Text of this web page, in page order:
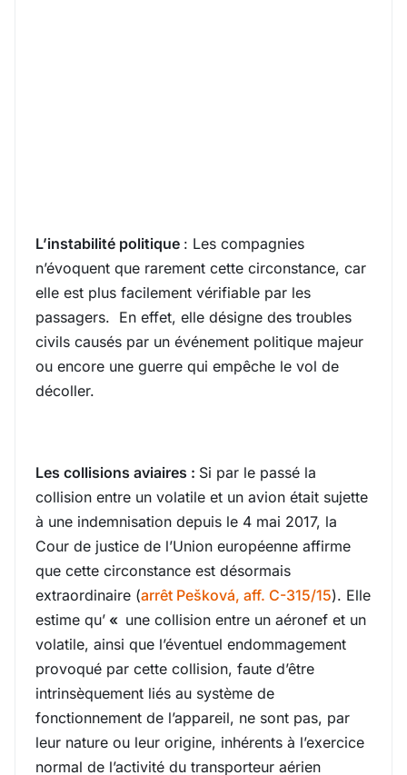
L’instabilité politique : Les compagnies
n’évoquent que rarement cette circonstance, car
elle est plus facilement vérifiable par les
passagers. En effet, elle désigne des troubles
civils causés par un événement politique majeur
ou encore une guerre qui empêche le vol de
décoller.
Les collisions aviaires : Si par le passé la
collision entre un volatile et un avion était sujette
à une indemnisation depuis le 4 mai 2017, la
Cour de justice de l’Union européenne affirme
que cette circonstance est désormais
extraordinaire (arrêt Pešková, aff. C-315/15). Elle
estime qu’ « une collision entre un aéronef et un
volatile, ainsi que l’éventuel endommagement
provoqué par cette collision, faute d’être
intrinsèquement liés au système de
fonctionnement de l’appareil, ne sont pas, par
leur nature ou leur origine, inhérents à l’exercice
normal de l’activité du transporteur aérien